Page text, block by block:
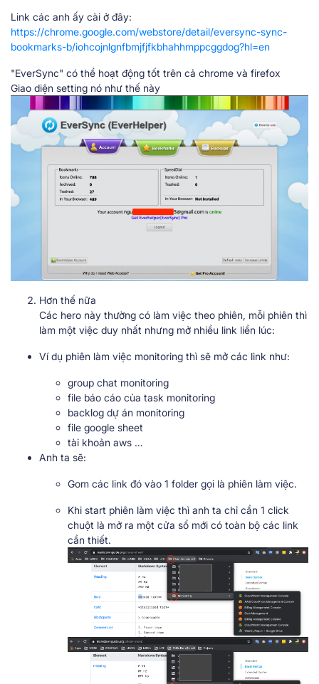
Link các anh ấy cài ở đây:
https://chrome.google.com/webstore/detail/eversync-sync-
bookmarks-b/iohcojnlgnfbmjfjfkbhahhmppcggdog?hl=en
"EverSync" có thể hoạt động tốt trên cả chrome và firefox
Giao diện setting nó như thế này
Hơn thế nữa
Các hero này thường có làm việc theo phiên, mỗi phiên thì
làm một việc duy nhất nhưng mở nhiều link liền lúc:
Ví dụ phiên làm việc monitoring thì sẽ mở các link như:
group chat monitoring
file báo cáo của task monitoring
backlog dự án monitoring
file google sheet
tài khoản aws …
Anh ta sẽ:
Gom các link đó vào 1 folder gọi là phiên làm việc.
Khi start phiên làm việc thì anh ta chỉ cần 1 click
chuột là mở ra một cửa sổ mới có toàn bộ các link
cần thiết.